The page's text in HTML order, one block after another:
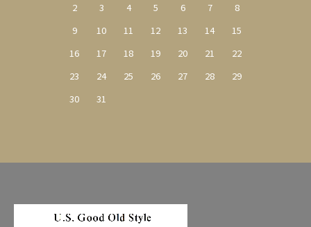
2
3 4 5 6 7
8
9
10 11 12 13 14
15
16
17 18 19 20 21
22
23
24 25 26 27 28
29
30
31